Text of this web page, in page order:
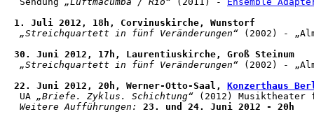
1. Juli 2012, 18h, Corvinuskirche, Wunstorf
„Streichquartett in fünf Veränderungen“ (2002) -
30. Juni 2012, 17h, Laurentiuskirche, Groß Steinum
„Streichquartett in fünf Veränderungen“ (2002) -
22. Juni 2012, 20h, Werner-Otto-Saal, Konzerthaus
UA „Briefe. Zyklus. Schichtung“ (2012) Musiktheater
Weitere Aufführungen:
23. und 24. Juni 2012 - 20h